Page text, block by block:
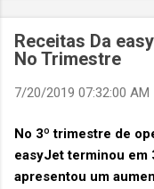
compradores para
das viagens. O evento
importantes nomes do
de viagens, desde
Receitas Da
No Trimestre
7/20/2019 07:32:00 AM
No 3º trimestre de
easyJet terminou em
apresentou um